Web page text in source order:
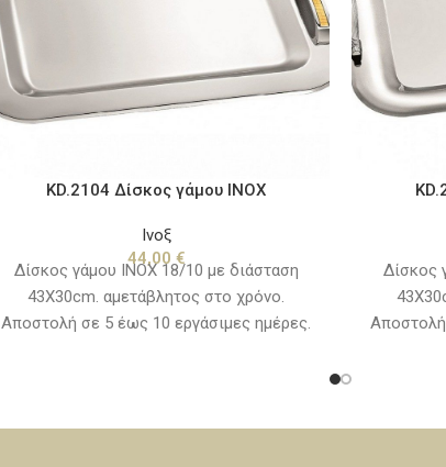
KD.2104 Δίσκος γάμου ΙΝΟΧ
Ινοξ
44,00 €
Δίσκος γάμου ΙΝΟΧ 18/10 με διάσταση
43Χ30cm. αμετάβλητος στο χρόνο.
Αποστολή σε 5 έως 10 εργάσιμες ημέρες.
Δίσκος